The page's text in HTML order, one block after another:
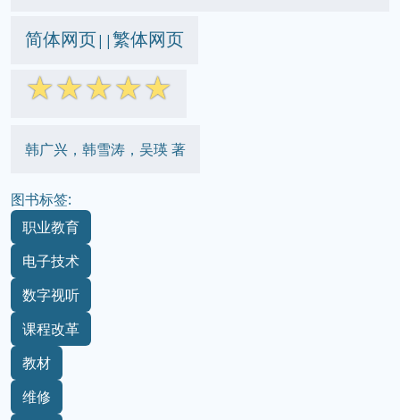
简体网页||繁体网页
☆☆☆☆☆
韩广兴，韩雪涛，吴瑛 著
图书标签:
职业教育
电子技术
数字视听
课程改革
教材
维修